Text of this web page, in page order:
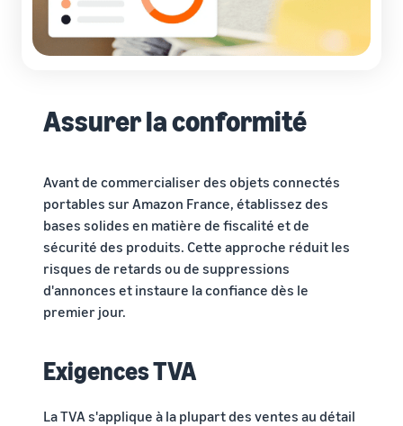
Assurer la conformité
Avant de commercialiser des objets connectés
portables sur Amazon France, établissez des
bases solides en matière de fiscalité et de
sécurité des produits. Cette approche réduit les
risques de retards ou de suppressions
d'annonces et instaure la confiance dès le
premier jour.
Exigences TVA
La TVA s'applique à la plupart des ventes au détail